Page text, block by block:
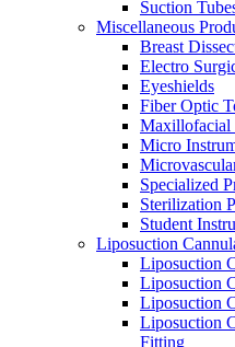
Suction
Miscellaneous
Breast
Electro
Eyeshields
Fiber Optic
Maxillofacial
Micro
Specialized
Sterilization
Student
Liposuction
Liposuction
Liposuction
Liposuction
Liposuction
Fitting